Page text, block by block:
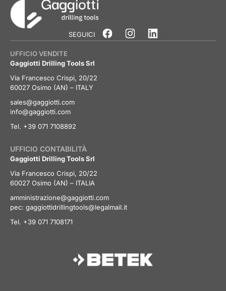
SEGUICI
UFFICIO VENDITE
Gaggiotti Drilling Tools Srl
Via Francesco Crispi, 20/22
60027 Osimo (AN) – ITALY
sales@gaggiotti.com
info@gaggiotti.com
Tel. +39 071 7108892
UFFICIO CONTABILITÀ
Gaggiotti Drilling Tools Srl
Via Francesco Crispi, 20/22
60027 Osimo (AN) – ITALIA
amministrazione@gaggiotti.com
pec: gaggiottidrillingtools@legalmail.it
Tel. +39 071 7108171